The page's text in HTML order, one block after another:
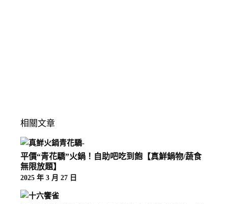
相關文章
平價“青花驕”火鍋！自助吧吃到飽【真鮮鍋物/蔬食
無限放題】
2025 年 3 月 27 日